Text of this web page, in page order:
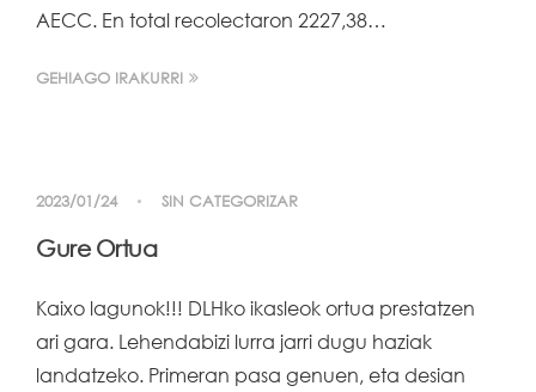
AECC. En total recolectaron 2227,38…
GEHIAGO IRAKURRI
2023/01/24 SIN CATEGORIZAR
Gure Ortua
Kaixo lagunok!!! DLHko ikasleok ortua prestatzen
ari gara. Lehendabizi lurra jarri dugu haziak
landatzeko. Primeran pasa genuen, eta desian